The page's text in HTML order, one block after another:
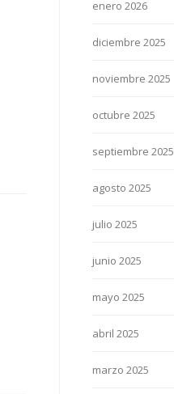
enero 2026
diciembre 2025
noviembre 2025
octubre 2025
septiembre 2025
agosto 2025
julio 2025
junio 2025
mayo 2025
abril 2025
marzo 2025